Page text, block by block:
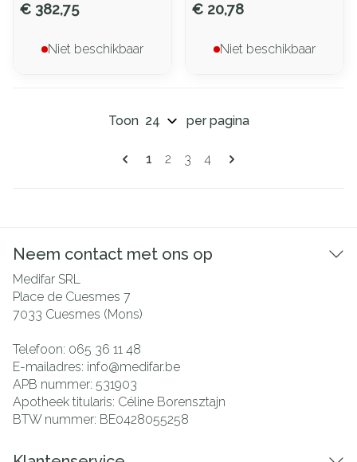
€ 382,75
Niet beschikbaar
€ 20,78
Niet beschikbaar
Pagina's
U lees momenteel pagina
1 Pagina
2 Pagina
3 Pagina
4
Toon per pagina
Neem contact met ons op
Medifar SRL
Place de Cuesmes 7
7033 Cuesmes (Mons)
Telefoon: 065 36 11 48
E-mailadres: info@medifar.be
APB nummer: 531903
Apotheek titularis: Céline Borensztajn
BTW nummer: BE0428055258